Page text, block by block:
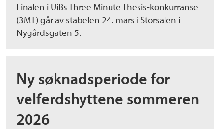
Finalen i UiBs Three Minute Thesis-konkurranse
(3MT) går av stabelen 24. mars i Storsalen i
Nygårdsgaten 5.
Ny søknadsperiode for
velferdshyttene sommeren
2026